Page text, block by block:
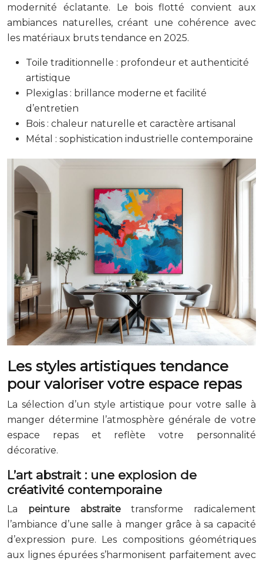
modernité éclatante. Le bois flotté convient aux
ambiances naturelles, créant une cohérence avec
les matériaux bruts tendance en 2025.
Toile traditionnelle : profondeur et authenticité
artistique
Plexiglas : brillance moderne et facilité
d’entretien
Bois : chaleur naturelle et caractère artisanal
Métal : sophistication industrielle contemporaine
Les styles artistiques tendance
pour valoriser votre espace repas
La sélection d’un style artistique pour votre salle à
manger détermine l’atmosphère générale de votre
espace repas et reflète votre personnalité
décorative.
L’art abstrait : une explosion de
créativité contemporaine
La peinture abstraitetransforme radicalement
l’ambiance d’une salle à manger grâce à sa capacité
d’expression pure. Les compositions géométriques
aux lignes épurées s’harmonisent parfaitement avec